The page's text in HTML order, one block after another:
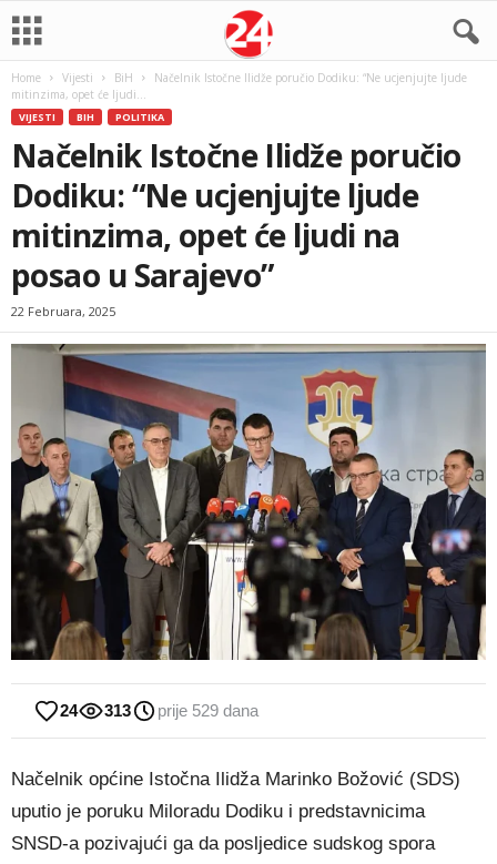
Home Vijesti BiH
Načelnik Istočne Ilidže poručio Dodiku: “Ne ucjenjujte ljude
mitinzima, opet će ljudi...
VIJESTI BIH POLITIKA
Načelnik Istočne Ilidže poručio
Dodiku: “Ne ucjenjujte ljude
mitinzima, opet će ljudi na
posao u Sarajevo”
22 Februara, 2025
24 313 prije 529 dana
Načelnik općine Istočna Ilidža Marinko Božović (SDS)
uputio je poruku Miloradu Dodiku i predstavnicima
SNSD-a pozivajući ga da posljedice sudskog spora